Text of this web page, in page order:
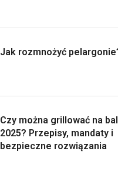
Jak rozmnożyć
Czy można grillować na
2025? Przepisy, mandaty i
bezpieczne rozwiązania